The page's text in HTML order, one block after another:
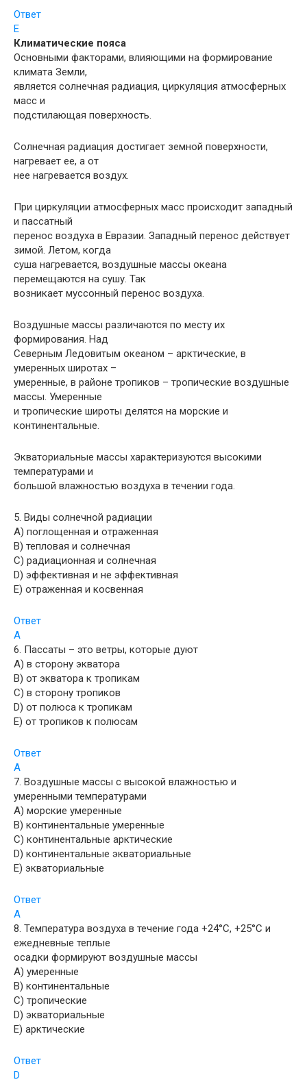
Ответ
E
Климатические пояса
Основными факторами, влияющими на формирование
климата Земли,
является солнечная радиация, циркуляция атмосферных
масс и
подстилающая поверхность.
Солнечная радиация достигает земной поверхности,
нагревает ее, а от
нее нагревается воздух.
При циркуляции атмосферных масс происходит западный
и пассатный
перенос воздуха в Евразии. Западный перенос действует
зимой. Летом, когда
суша нагревается, воздушные массы океана
перемещаются на сушу. Так
возникает муссонный перенос воздуха.
Воздушные массы различаются по месту их
формирования. Над
Северным Ледовитым океаном – арктические, в
умеренных широтах –
умеренные, в районе тропиков – тропические воздушные
массы. Умеренные
и тропические широты делятся на морские и
континентальные.
Экваториальные массы характеризуются высокими
температурами и
большой влажностью воздуха в течении года.
5. Виды солнечной радиации
A) поглощенная и отраженная
B) тепловая и солнечная
C) радиационная и солнечная
D) эффективная и не эффективная
E) отраженная и косвенная
Ответ
A
6. Пассаты – это ветры, которые дуют
A) в сторону экватора
B) от экватора к тропикам
C) в сторону тропиков
D) от полюса к тропикам
E) от тропиков к полюсам
Ответ
A
7. Воздушные массы с высокой влажностью и
умеренными температурами
A) морские умеренные
B) континентальные умеренные
C) континентальные арктические
D) континентальные экваториальные
E) экваториальные
Ответ
A
8. Температура воздуха в течение года +24°С, +25°С и
ежедневные теплые
осадки формируют воздушные массы
A) умеренные
B) континентальные
C) тропические
D) экваториальные
E) арктические
Ответ
D